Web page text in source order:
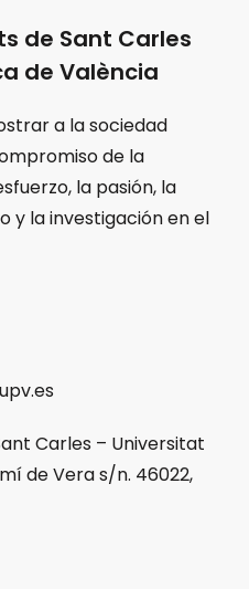
de Sant Carles
de València
a la sociedad
de la
la pasión, la
y la investigación en el
Carles – Universitat
de Vera s/n. 46022,